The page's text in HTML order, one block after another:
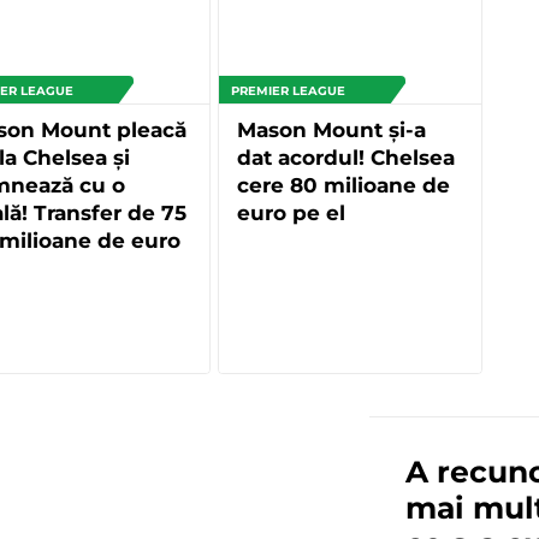
LEAGUE
Mount pleacă
Chelsea și
cu o
Transfer de 75
de euro
PREMIER LEAGUE
Mason Mount și-a
dat acordul! Chelsea
cere 80 milioane de
euro pe el
A
mai